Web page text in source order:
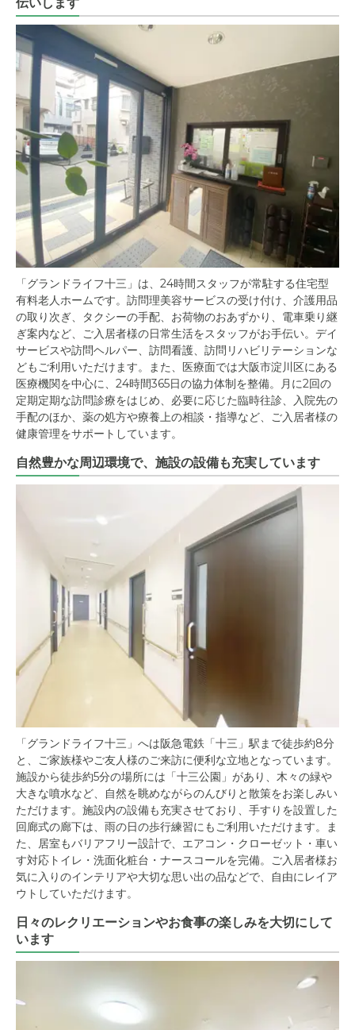
「グランドライフ十三」は、24時間スタッフが常駐する住宅型
有料老人ホームです。訪問理美容サービスの受け付け、介護用品
の取り次ぎ、タクシーの手配、お荷物のおあずかり、電車乗り継
ぎ案内など、ご入居者様の日常生活をスタッフがお手伝い。デイ
サービスや訪問ヘルパー、訪問看護、訪問リハビリテーションな
どもご利用いただけます。また、医療面では大阪市淀川区にある
医療機関を中心に、24時間365日の協力体制を整備。月に2回の
定期定期な訪問診療をはじめ、必要に応じた臨時往診、入院先の
手配のほか、薬の処方や療養上の相談・指導など、ご入居者様の
健康管理をサポートしています。
自然豊かな周辺環境で、施設の設備も充実しています
「グランドライフ十三」へは阪急電鉄「十三」駅まで徒歩約8分
と、ご家族様やご友人様のご来訪に便利な立地となっています。
施設から徒歩約5分の場所には「十三公園」があり、木々の緑や
大きな噴水など、自然を眺めながらのんびりと散策をお楽しみい
ただけます。施設内の設備も充実させており、手すりを設置した
回廊式の廊下は、雨の日の歩行練習にもご利用いただけます。ま
た、居室もバリアフリー設計で、エアコン・クローゼット・車い
す対応トイレ・洗面化粧台・ナースコールを完備。ご入居者様お
気に入りのインテリアや大切な思い出の品などで、自由にレイア
ウトしていただけます。
日々のレクリエーションやお食事の楽しみを大切にして
います